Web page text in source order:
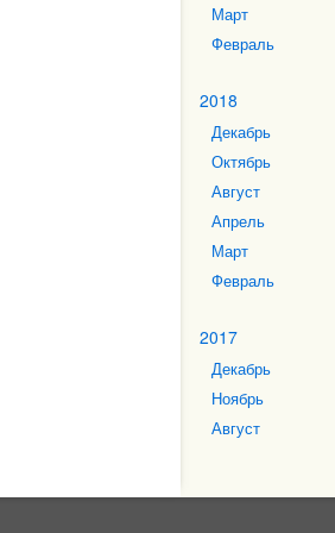
Март
Февраль
2018
Декабрь
Октябрь
Август
Апрель
Март
Февраль
2017
Декабрь
Ноябрь
Август